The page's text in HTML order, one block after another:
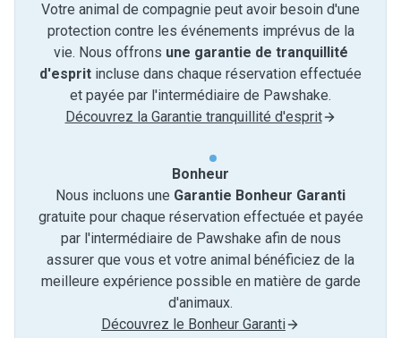
Votre animal de compagnie peut avoir besoin d'une
protection contre les événements imprévus de la
vie. Nous offrons une garantie de tranquillité
d'esprit incluse dans chaque réservation effectuée
et payée par l'intermédiaire de Pawshake.
Découvrez la Garantie tranquillité d'esprit
Bonheur
Nous incluons une Garantie Bonheur Garanti
gratuite pour chaque réservation effectuée et payée
par l'intermédiaire de Pawshake afin de nous
assurer que vous et votre animal bénéficiez de la
meilleure expérience possible en matière de garde
d'animaux.
Découvrez le Bonheur Garanti